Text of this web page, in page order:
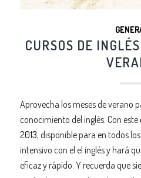
CURSOS DE
Aprovecha los meses de verano
conocimiento del inglés. Con este
2013, disponible para en todos
intensivo con el el inglés y hará
eficaz y rápido. Y recuerda que